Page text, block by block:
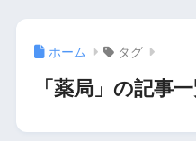
ホーム タグ
「薬局」の記事